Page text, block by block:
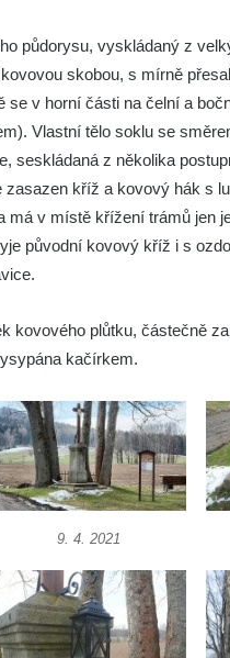
a K
ve Velešíně
v Římově
od
v Dolním
v Dolním
půdorysu, vyskládaný z
skobou, s mírně
se v horní části na čelní a
Vlastní tělo soklu se
seskládaná z několika
kříž a kovový hák s
má v místě křížení trámů jen
původní kovový kříž i s
kovového plůtku, částečně
kačírkem.
9. 4. 2021